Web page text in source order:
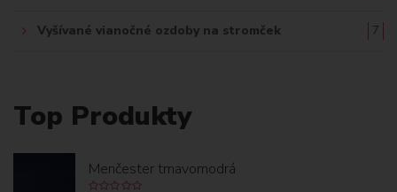
Vyšívané vianočné ozdoby na stromček 7
Top Produkty
Menčester tmavomodrá